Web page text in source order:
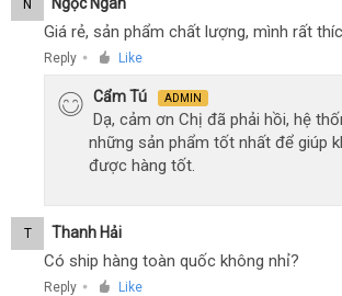
N
Giá rẻ, sản phẩm chất lượng, mình rất
Reply ● Like
Cẩm Tú ADMIN
Dạ, cảm ơn Chị đã phải hồi, hệ
những sản phẩm tốt nhất để giúp
được hàng tốt.
T Thanh Hải
Có ship hàng toàn quốc không nhỉ?
Reply ● Like